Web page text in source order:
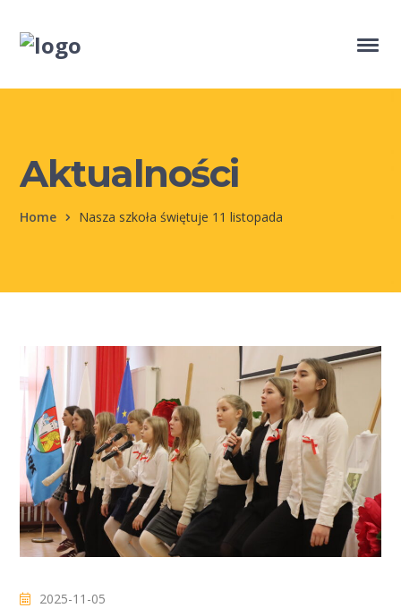
Aktualności
Home Nasza szkoła świętuje 11 listopada
2025-11-05